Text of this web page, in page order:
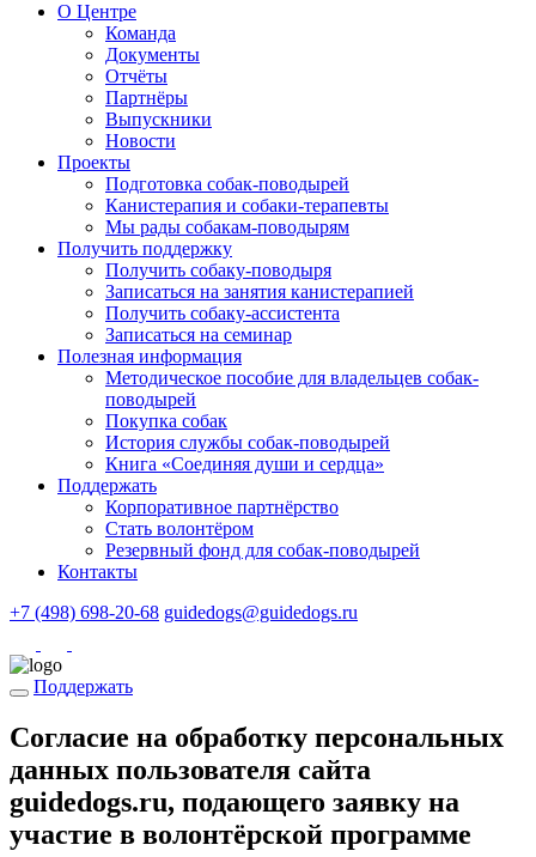
О Центре
Команда
Документы
Отчёты
Партнёры
Выпускники
Новости
Проекты
Подготовка собак-поводырей
Канистерапия и собаки-терапевты
Мы рады собакам-поводырям
Получить поддержку
Получить собаку-поводыря
Записаться на занятия канистерапией
Получить собаку-ассистента
Записаться на семинар
Полезная информация
Методическое пособие для владельцев собак-
поводырей
Покупка собак
История службы собак-поводырей
Книга «Соединяя души и сердца»
Поддержать
Корпоративное партнёрство
Стать волонтёром
Резервный фонд для собак-поводырей
Контакты
+7 (498) 698-20-68 guidedogs@guidedogs.ru
Поддержать
Согласие на обработку персональных
данных пользователя сайта
guidedogs.ru, подающего заявку на
участие в волонтёрской программе